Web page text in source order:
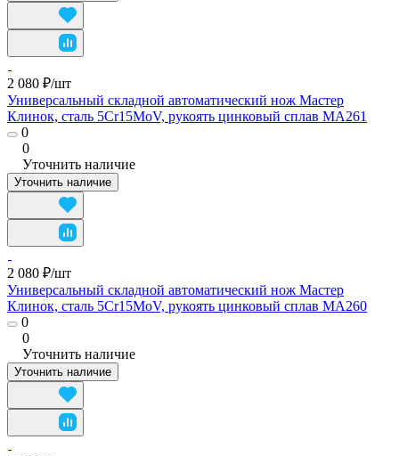
2 080 ₽/шт
Универсальный складной автоматический нож Мастер
Клинок, сталь 5Cr15MoV, рукоять цинковый сплав MA261
0
0
Уточнить наличие
Уточнить наличие
2 080 ₽/шт
Универсальный складной автоматический нож Мастер
Клинок, сталь 5Cr15MoV, рукоять цинковый сплав MA260
0
0
Уточнить наличие
Уточнить наличие